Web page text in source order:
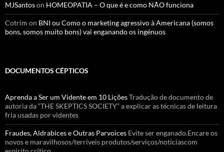
MJSantoson HOMEOPATIA – O que é e como NÃO funciona
Cotrim on BNI ou Como o marketing agressivo à Americana (somos
bons, somos muito bons) vai enganando os ingénuos
DOCUMENTOS CÉPTICOS
Aprenda a Ser um Vidente em 10 LiçõesTradução de documento de
autoria da “THE SKEPTICS SOCIETY” a explicar as técnicas de leitura
fria usadas por videntes
Fraudes, Aldrabices e Outras Parvoices Evite ser enganado.Encare os
novos e maravilhosos/terríveis produtos/serviços/notíciascom